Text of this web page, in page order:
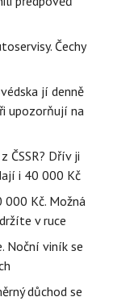
Čechy
jí denně
upozorňují na
ČSSR? Dřív ji
i 40 000 Kč
000 Kč. Možná
v ruce
Noční viník se
důchod se